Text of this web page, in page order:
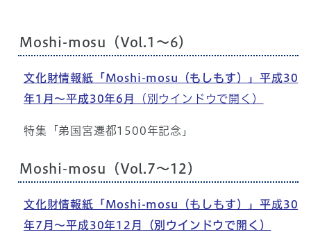
Moshi-mosu（Vol.1～6）
文化財情報紙「Moshi-mosu（もしもす）」平成30
年1月～平成30年6月
（別ウインドウで開く）
特集「弟国宮遷都1500年記念」
Moshi-mosu（Vol.7～12）
文化財情報紙「Moshi-mosu（もしもす）」平成30
年7月～平成30年12月
（別ウインドウで開く）